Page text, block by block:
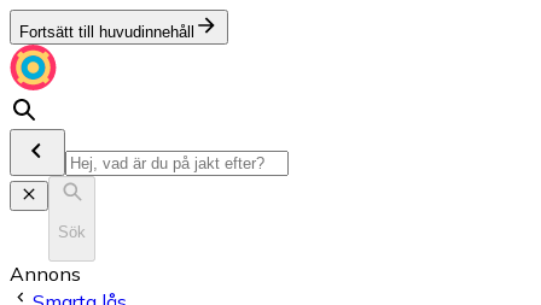
Fortsätt till huvudinnehåll
Sök
Annons